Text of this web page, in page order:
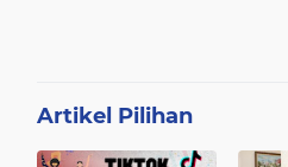
Artikel Pilihan